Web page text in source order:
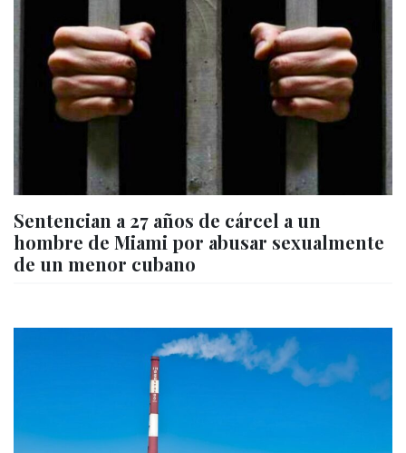
Sentencian a 27 años de cárcel a un
hombre de Miami por abusar sexualmente
de un menor cubano